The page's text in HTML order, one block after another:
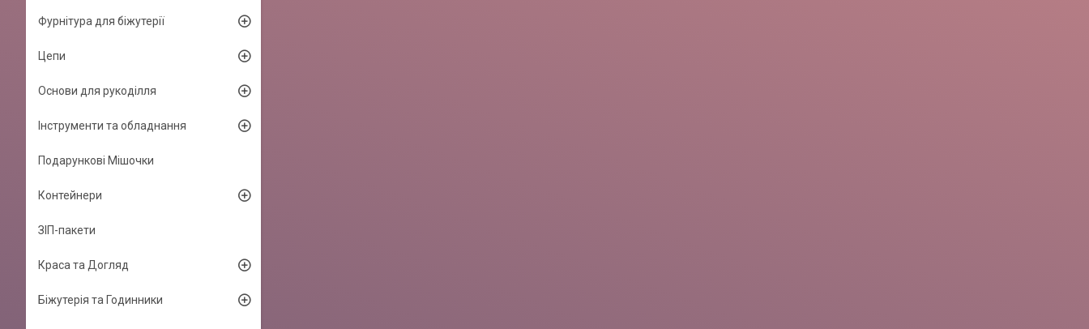
Фурнітура для біжутерії
Цепи
Основи для рукоділля
Інструменти та обладнання
Подарункові Мішочки
Контейнери
ЗІП-пакети
Краса та Догляд
Біжутерія та Годинники